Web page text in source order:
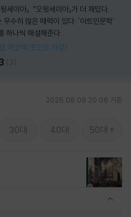
』가 더 재밌다.
무수히 많은 매력이 있다. '아트인문학'
하나씩 해설해준다.
에코백(포인트 차감)
( 3)
2026.08.09 20:06 기준
30대 40대 50대